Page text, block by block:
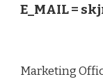
E_MAIL =
Marketing